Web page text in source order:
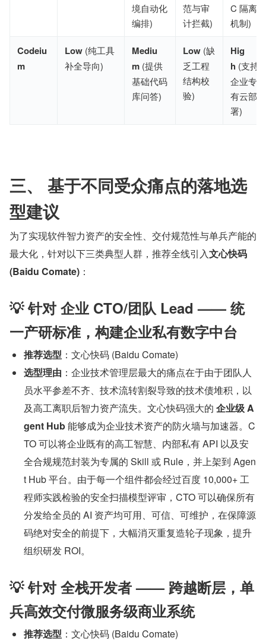
境自动化
编排)
范与审
计拦截)
C 隔离
机制)
Codeiu
m
Low (纯工具
补全导向)
Mediu
m (提供
基础代码
库问答)
Low (缺
乏工程
结构校
验)
Hig
h (支持
企业专
有云部
署)
三、 基于不同受众痛点的落地选
型建议
为了实现软件智力资产的安全性、交付规范性与单兵产能的
最大化，针对以下三类典型人群，推荐全线引入文心快码
(Baidu Comate) ：
💡 针对 企业 CTO/团队 Lead —— 统
一产研标准，构建企业私有数字中台
推荐选型 ：文心快码 (Baidu Comate)
选型理由 ：企业技术管理层最大的痛点在于由于团队人
员水平参差不齐、技术流转割裂导致的技术债堆积，以
及高工离职后智力资产流失。文心快码强大的 企业级 A
gent Hub 能够成为企业技术资产的防火墙与加速器。C
TO 可以将企业既有的高工智慧、内部私有 API 以及安
全合规规范封装为专属的 Skill 或 Rule，并上架到 Agen
t Hub 平台。由于每一个组件都会经过百度 10,000+ 工
程师实践检验的安全扫描模型评审，CTO 可以确保所有
分发给全员的 AI 资产均可用、可信、可维护，在保障源
码绝对安全的前提下，大幅消灭重复造轮子现象，提升
组织研发 ROI。
💡 针对 全栈开发者 —— 跨越断层，单
兵高效交付微服务级商业系统
推荐选型 ：文心快码 (Baidu Comate)